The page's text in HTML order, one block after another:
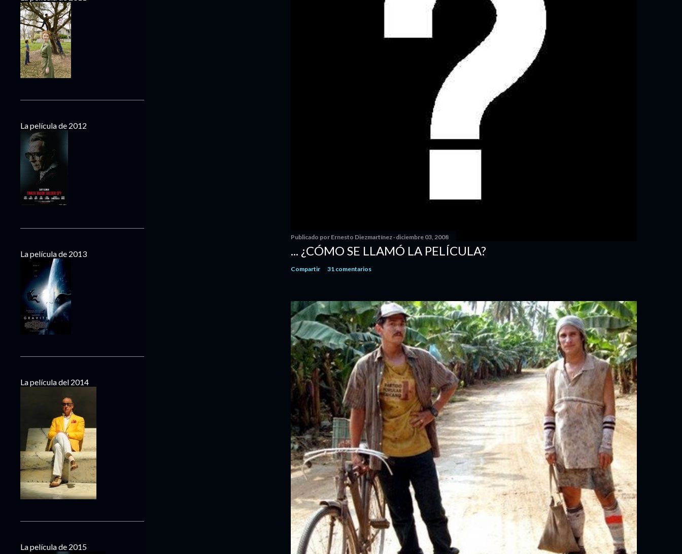
Publicado por Ernesto Diezmartínez diciembre 03, 2008
... ¿CÓMO SE LLAMÓ LA PELÍCULA?
Compartir 31 comentarios
La película de 2012
La película de 2013
La película del 2014
La película de 2015